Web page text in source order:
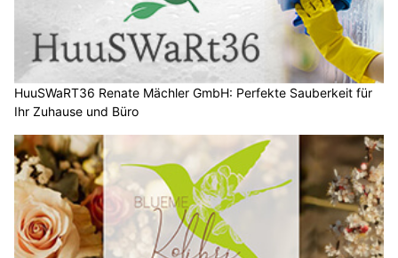
HuuSWaRT36 Renate Mächler GmbH: Perfekte Sauberkeit für
Ihr Zuhause und Büro